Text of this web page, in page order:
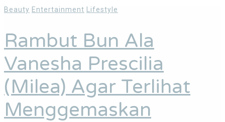
Beauty Entertainment Lifestyle
Rambut Bun Ala
Vanesha Prescilia
(Milea) Agar Terlihat
Menggemaskan